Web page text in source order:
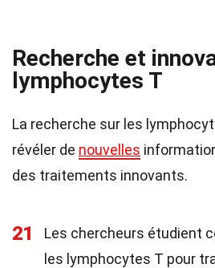
Recherche et
lymphocytes T
La recherche sur les
révéler de nouvelles
des traitements innovants.
21
Les chercheurs étudient
les lymphocytes T pour